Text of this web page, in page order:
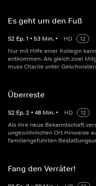
Es geht um den Fuß
S2 Ep.1 • 53 Min. • HD
12
Nur mit Hilfe einer Kollegin
entkommen. Als gleich zwei
muss Charlie unter
Überreste
S2 Ep.2 • 48 Min. • HD
12
Als ihre neue Bekanntschaft
ungewöhnlichen Ort Hinweise
familiengeführten
Fang den Verräter!